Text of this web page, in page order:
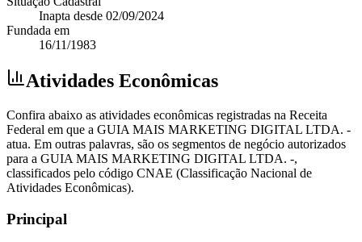
Inapta desde 02/09/2024
Fundada em
16/11/1983
Atividades Econômicas
Confira abaixo as atividades econômicas registradas na Receita
Federal em que a GUIA MAIS MARKETING DIGITAL LTDA. -
atua. Em outras palavras, são os segmentos de negócio autorizados
para a GUIA MAIS MARKETING DIGITAL LTDA. -,
classificados pelo código CNAE (Classificação Nacional de
Atividades Econômicas).
Principal